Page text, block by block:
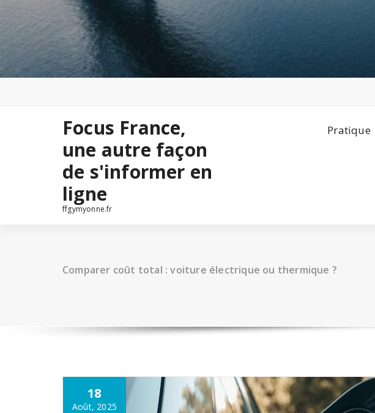
Focus France,
une autre façon
de s'informer en
ligne
ffgymyonne.fr
Pratique
Comparer coût total : voiture électrique ou thermique ?
18
Août, 2025